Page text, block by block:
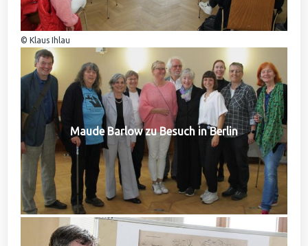
© Klaus Ihlau
Maude Barlow zu Besuch in Berlin